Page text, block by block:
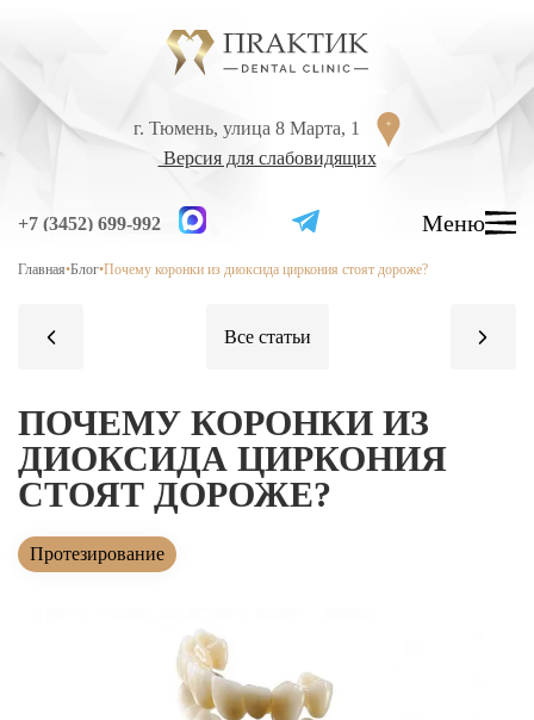
г. Тюмень, улица 8 Марта, 1
Версия для слабовидящих
+7 (3452) 699-992 Меню
Главная•Блог•Почему коронки из диоксида циркония стоят дороже?
г. Тюмень, улица 8 Марта, 1
Версия для слабовидящих
+7 (3452) 699-992 Меню
УСЛУГИ
Лечение кариеса
Лечение высокой чувствительности зубов
Лечение зубов за один день
ПОЧЕМУ КОРОНКИ ИЗ
ДИОКСИДА ЦИРКОНИЯ
СТОЯТ ДОРОЖЕ?
Протезирование